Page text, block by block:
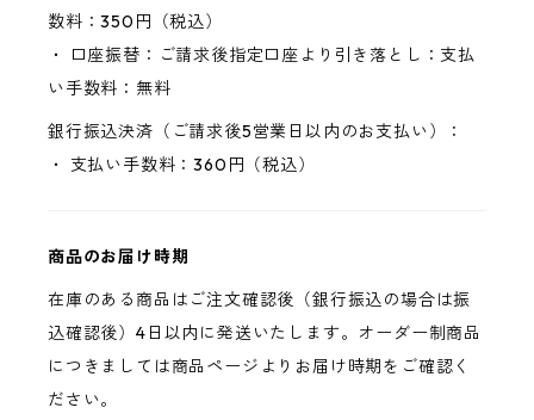
数料：350円（税込）
・ 口座振替：ご請求後指定口座より引き落とし：支払
い手数料：無料
銀行振込決済（ご請求後5営業日以内のお支払い）：
・ 支払い手数料：360円（税込）
商品のお届け時期
在庫のある商品はご注文確認後（銀行振込の場合は振
込確認後）4日以内に発送いたします。オーダー制商品
につきましては商品ページよりお届け時期をご確認く
ださい。